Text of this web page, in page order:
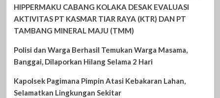
HIPPERMAKU CABANG KOLAKA DESAK EVALUASI
AKTIVITAS PT KASMAR TIAR RAYA (KTR) DAN PT
TAMBANG MINERAL MAJU (TMM)
Polisi dan Warga Berhasil Temukan Warga Masama,
Banggai, Dilaporkan Hilang Selama 2 Hari
Kapolsek Pagimana Pimpin Atasi Kebakaran Lahan,
Selamatkan Lingkungan Sekitar